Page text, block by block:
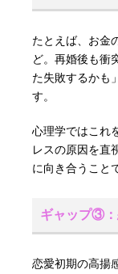
たとえば、お金
ど。再婚後も衝
た失敗するかも
す。
心理学ではこれ
レスの原因を直
に向き合うこと
ギャップ③：
恋愛初期の高揚